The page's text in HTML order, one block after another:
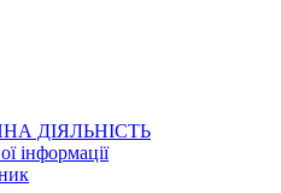
ДІЯЛЬНІСТЬ
інформації